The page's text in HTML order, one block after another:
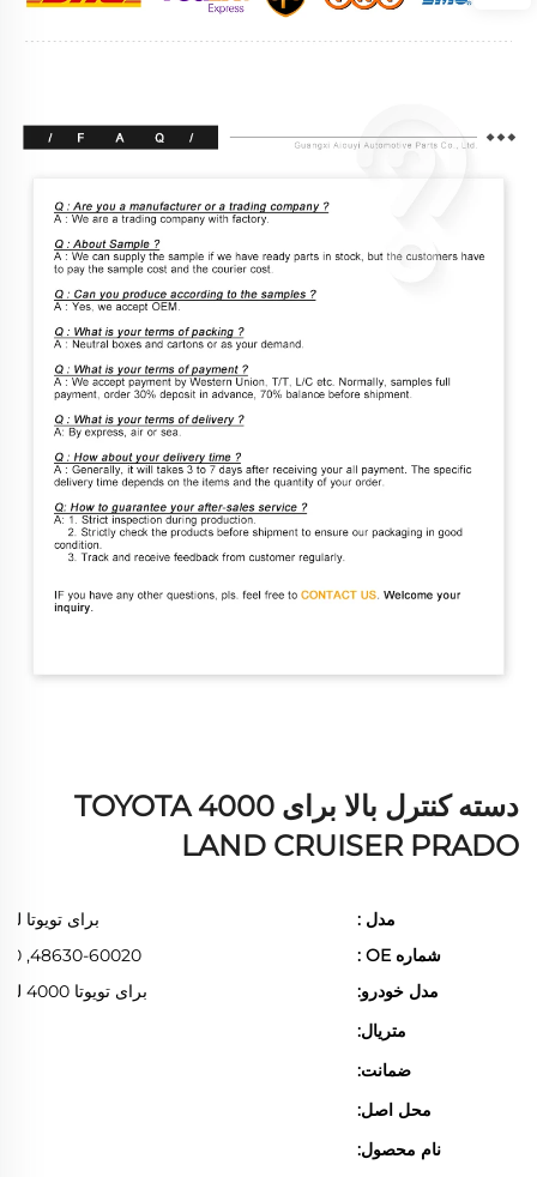
دسته کنترل بالا برای TOYOTA 4000
LAND CRUISER PRADO
مدل :
برای تویوتا
شماره OE :
48630-60020, 40020-60050
مدل خودرو:
برای تویوتا 4000 لند کرویزر پرادو
متریال:
ضمانت:
محل اصل:
نام محصول: